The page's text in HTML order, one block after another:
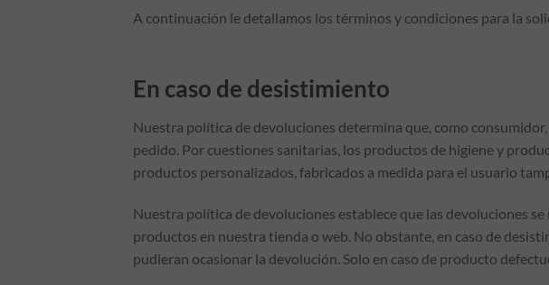
A continuación le detallamos los términos y condiciones para la
En caso de desistimiento
Nuestra política de devoluciones determina que, como
pedido. Por cuestiones sanitarias, los productos de higiene y
productos personalizados, fabricados a medida para el usuario
Nuestra política de devoluciones establece que las devoluciones
productos en nuestra tienda o web. No obstante, en caso de
pudieran ocasionar la devolución. Solo en caso de producto